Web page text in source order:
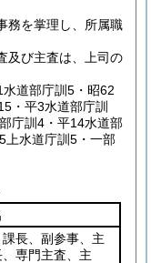
務を掌理し、所属職
及び主査は、上司の
道部庁訓5・昭62
・平3水道部庁訓
庁訓4・平14水道部
上水道庁訓5・一部
長、副参事、主
専門主査、主